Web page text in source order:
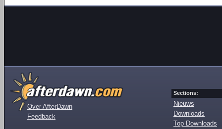
Over AfterDawn
Feedback
Sections:
Nieuws
Downloads
Top Downloads